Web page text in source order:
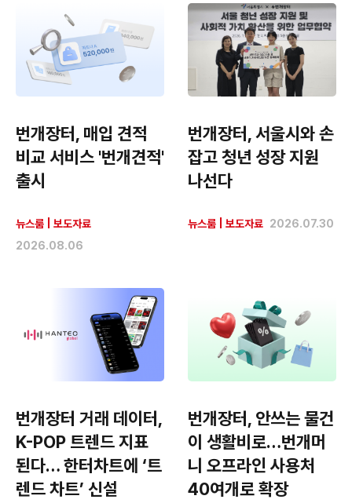
번개장터, 매입 견적
비교 서비스 '번개견적'
출시
뉴스룸
보도자료
2026.08.06
번개장터, 서울시와 손
잡고 청년 성장 지원
나선다
뉴스룸 보도자료 2026.07.30
번개장터 거래 데이터,
K-POP 트렌드 지표
된다… 한터차트에 ‘트
렌드 차트’ 신설
번개장터, 안쓰는 물건
이 생활비로…번개머
니 오프라인 사용처
40여개로 확장